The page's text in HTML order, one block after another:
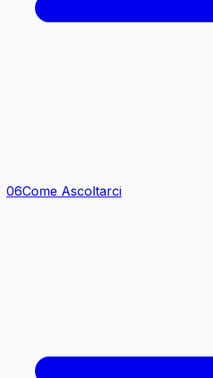
06Come Ascoltarci